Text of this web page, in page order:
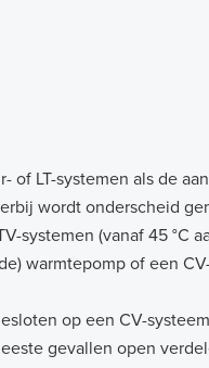
of LT-systemen als de
wordt onderscheid
systemen (vanaf 45
warmtepomp of een
op een CV-
gevallen open